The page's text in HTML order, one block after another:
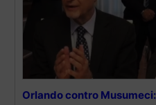
Orlando contro